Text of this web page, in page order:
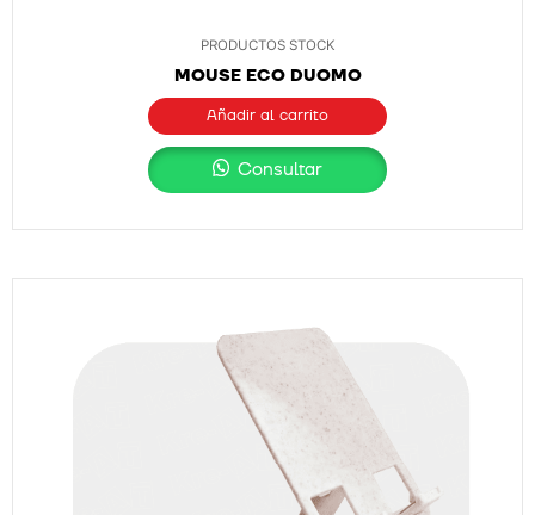
PRODUCTOS STOCK
MOUSE ECO DUOMO
Añadir al carrito
Consultar